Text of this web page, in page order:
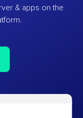
& apps on the